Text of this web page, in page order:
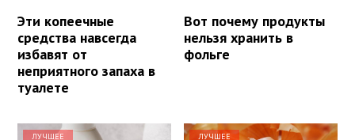
Эти копеечные
средства навсегда
избавят от
неприятного запаха в
туалете
Вот почему продукты
нельзя хранить в
фольге
ЛУЧШЕЕ ЛУЧШЕЕ